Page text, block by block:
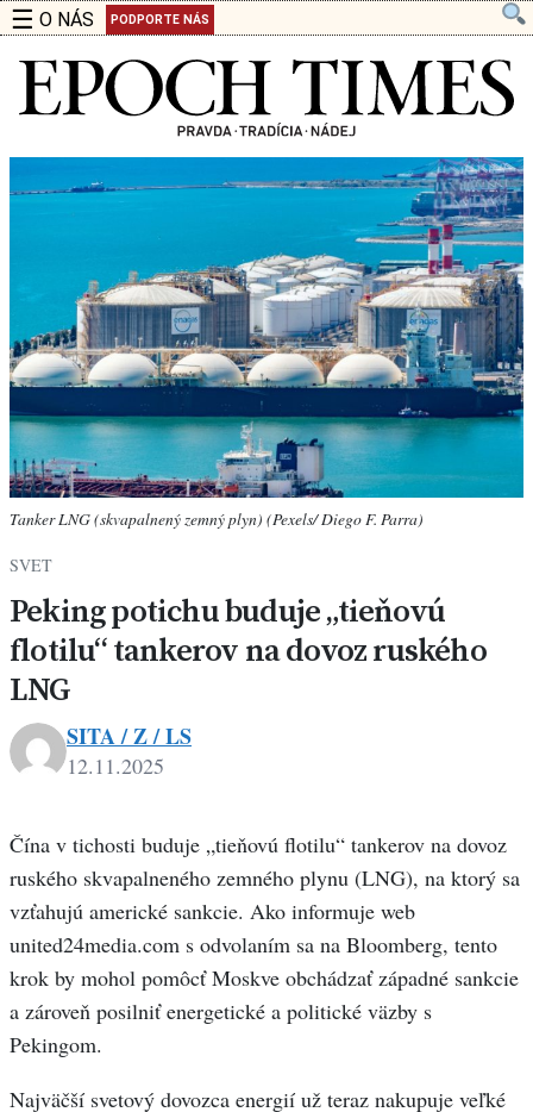
☰ O NÁS PODPORTE NÁS
Tanker LNG (skvapalnený zemný plyn) (Pexels/ Diego F. Parra)
SVET
Peking potichu buduje „tieňovú
flotilu“ tankerov na dovoz ruského
LNG
SITA / Z / LS
12.11.2025
Čína v tichosti buduje „tieňovú flotilu“ tankerov na dovoz
ruského skvapalneného zemného plynu (LNG), na ktorý sa
vzťahujú americké sankcie. Ako informuje web
united24media.com s odvolaním sa na Bloomberg, tento
krok by mohol pomôcť Moskve obchádzať západné sankcie
a zároveň posilniť energetické a politické väzby s
Pekingom.
Najväčší svetový dovozca energií už teraz nakupuje veľké